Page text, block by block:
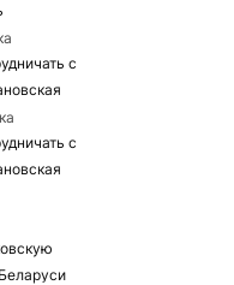
с
с